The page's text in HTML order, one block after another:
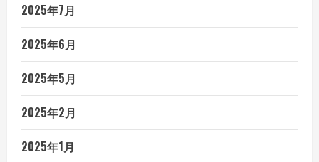
2025年7月
2025年6月
2025年5月
2025年2月
2025年1月